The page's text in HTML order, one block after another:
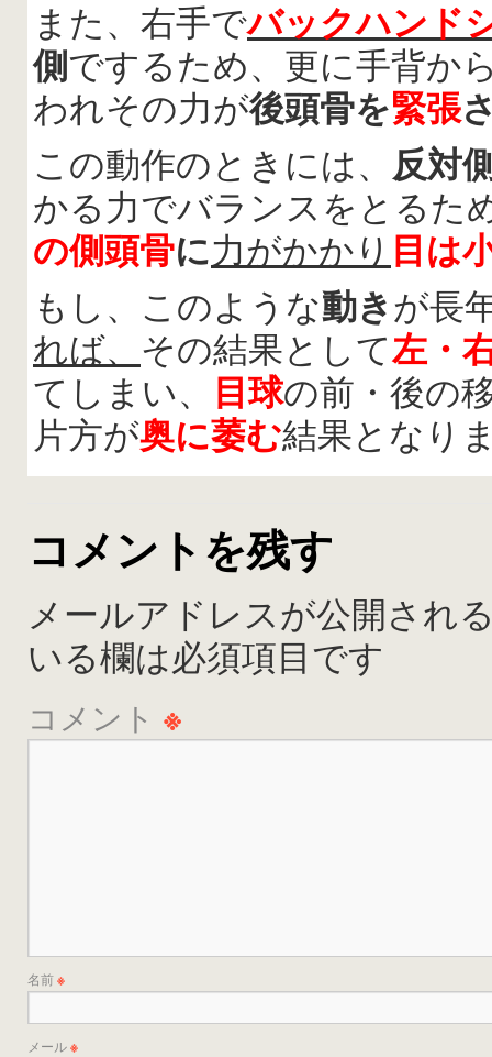
また、右手でバックハンド
側でするため、更に手背か
われその力が後頭骨を緊張
この動作のときには、 反対
かる力でバランスをとるた
の側頭骨に力がかかり 目は
もし、このような動きが長
れば、 その結果として左・
てしまい、
目球の前・後の
片方が奥に萎む結果となり
コメントを残す
メールアドレスが公開され
いる欄は必須項目です
コメント ※
名前※
メール※